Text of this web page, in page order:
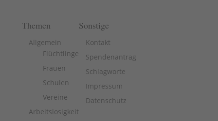
Themen
Allgemein
Flüchtlinge
Frauen
Schulen
Vereine
Arbeitslosigkeit
Sonstige
Kontakt
Spendenantrag
Schlagworte
Impressum
Datenschutz